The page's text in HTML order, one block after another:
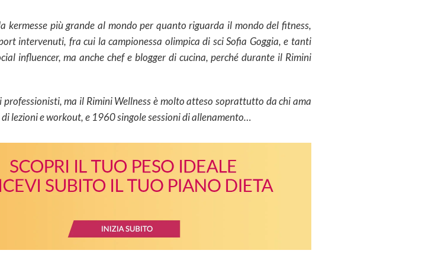
kermesse più grande al mondo per quanto riguarda il mondo del fitness,
intervenuti, fra cui la campionessa olimpica di sci Sofia Goggia, e tanti
influencer, ma anche chef e blogger di cucina, perché durante il Rimini
ma il Rimini Wellness è molto atteso soprattutto da chi ama
lezioni e workout, e 1960 singole sessioni di allenamento…